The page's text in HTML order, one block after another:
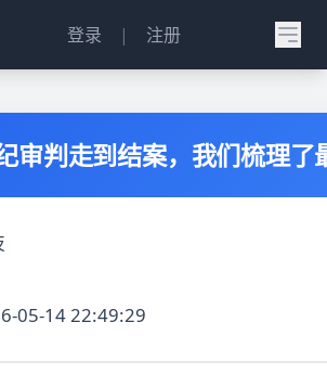
登录 | 注册
审判走到结案，我们梳理了
05-14 22:49:29